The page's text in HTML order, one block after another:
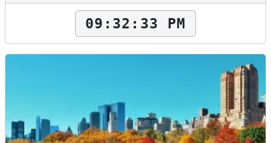
09:32:34 PM